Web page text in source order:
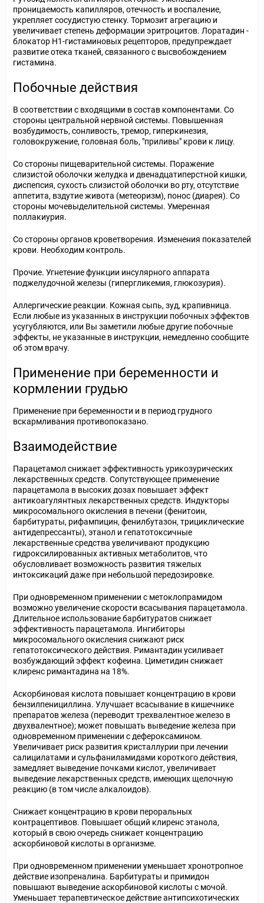
проницаемость капилляров, отечность и воспаление,
укрепляет сосудистую стенку. Тормозит агрегацию и
увеличивает степень деформации эритроцитов. Лоратадин -
блокатор Н1-гистаминовых рецепторов, предупреждает
развитие отека тканей, связанного с высвобождением
гистамина.
Побочные действия
В соответствии с входящими в состав компонентами. Со
стороны центральной нервной системы. Повышенная
возбудимость, сонливость, тремор, гиперкинезия,
головокружение, головная боль, "приливы" крови к лицу.
Со стороны пищеварительной системы. Поражение
слизистой оболочки желудка и двенадцатиперстной кишки,
диспепсия, сухость слизистой оболочки во рту, отсутствие
аппетита, вздутие живота (метеоризм), понос (диарея). Со
стороны мочевыделительной системы. Умеренная
поллакиурия.
Со стороны органов кроветворения. Изменения показателей
крови. Необходим контроль.
Прочие. Угнетение функции инсулярного аппарата
поджелудочной железы (гипергликемия, глюкозурия).
Аллергические реакции. Кожная сыпь, зуд, крапивница.
Если любые из указанных в инструкции побочных эффектов
усугубляются, или Вы заметили любые другие побочные
эффекты, не указанные в инструкции, немедленно сообщите
об этом врачу.
Применение при беременности и
кормлении грудью
Применение при беременности и в период грудного
вскармливания противопоказано.
Взаимодействие
Парацетамол снижает эффективность урикозурических
лекарственных средств. Сопутствующее применение
парацетамола в высоких дозах повышает эффект
антикоагулянтных лекарственных средств. Индукторы
микросомального окисления в печени (фенитоин,
барбитураты, рифампицин, фенилбутазон, трициклические
антидепрессанты), этанол и гепатотоксичные
лекарственные средства увеличивают продукцию
гидроксилированных активных метаболитов, что
обусловливает возможность развития тяжелых
интоксикаций даже при небольшой передозировке.
При одновременном применении с метоклопрамидом
возможно увеличение скорости всасывания парацетамола.
Длительное использование барбитуратов снижает
эффективность парацетамола. Ингибиторы
микросомального окисления снижают риск
гепатотоксического действия. Римантадин усиливает
возбуждающий эффект кофеина. Циметидин снижает
клиренс римантадина на 18%.
Аскорбиновая кислота повышает концентрацию в крови
бензилпенициллина. Улучшает всасывание в кишечнике
препаратов железа (переводит трехвалентное железо в
двухвалентное); может повышать выведение железа при
одновременном применении с дефероксамином.
Увеличивает риск развития кристаллурии при лечении
салицилатами и сульфаниламидами короткого действия,
замедляет выведение почками кислот, увеличивает
выведение лекарственных средств, имеющих щелочную
реакцию (в том числе алкалоидов).
Снижает концентрацию в крови пероральных
контрацептивов. Повышает общий клиренс этанола,
который в свою очередь снижает концентрацию
аскорбиновой кислоты в организме.
При одновременном применении уменьшает хронотропное
действие изопреналина. Барбитураты и примидон
повышают выведение аскорбиновой кислоты с мочой.
Уменьшает терапевтическое действие антипсихотических